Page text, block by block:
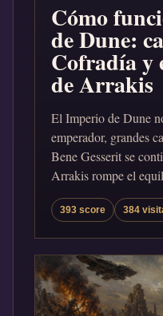
Cómo
de Dune:
Cofradía y
de Arrakis
El Imperio de Dune
emperador, grandes
Bene Gesserit se
Arrakis rompe el
393 score 384